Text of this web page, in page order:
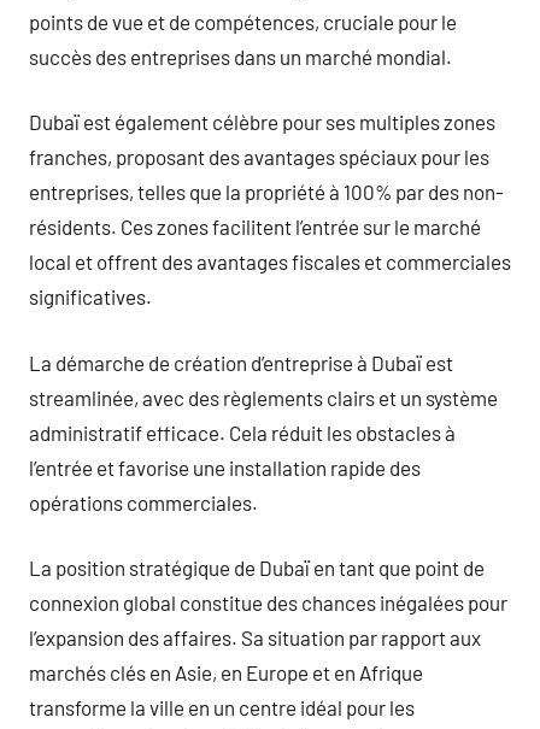
points de vue et de compétences, cruciale pour le
succès des entreprises dans un marché mondial.
Dubaï est également célèbre pour ses multiples zones
franches, proposant des avantages spéciaux pour les
entreprises, telles que la propriété à 100% par des non-
résidents. Ces zones facilitent l’entrée sur le marché
local et offrent des avantages fiscales et commerciales
significatives.
La démarche de création d’entreprise à Dubaï est
streamlinée, avec des règlements clairs et un système
administratif efficace. Cela réduit les obstacles à
l’entrée et favorise une installation rapide des
opérations commerciales.
La position stratégique de Dubaï en tant que point de
connexion global constitue des chances inégalées pour
l’expansion des affaires. Sa situation par rapport aux
marchés clés en Asie, en Europe et en Afrique
transforme la ville en un centre idéal pour les